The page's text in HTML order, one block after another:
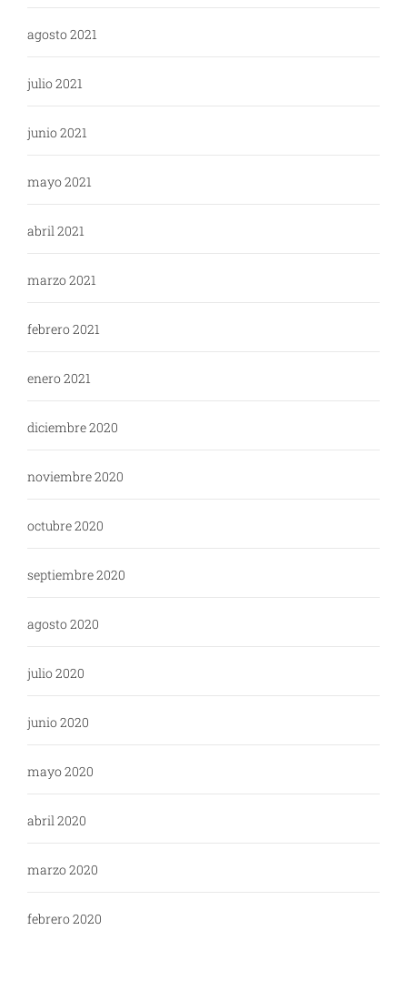
agosto 2021
julio 2021
junio 2021
mayo 2021
abril 2021
marzo 2021
febrero 2021
enero 2021
diciembre 2020
noviembre 2020
octubre 2020
septiembre 2020
agosto 2020
julio 2020
junio 2020
mayo 2020
abril 2020
marzo 2020
febrero 2020